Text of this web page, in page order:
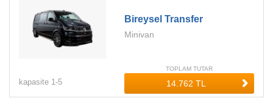
Bireysel Transfer
Minivan
kapasite 1-5
TOPLAM TUTAR